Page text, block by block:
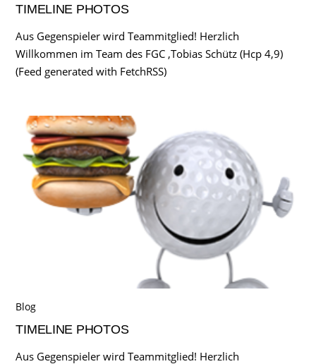
TIMELINE PHOTOS
Aus Gegenspieler wird Teammitglied! Herzlich
Willkommen im Team des FGC ,Tobias Schütz (Hcp 4,9)
(Feed generated with FetchRSS)
Blog
TIMELINE PHOTOS
Aus Gegenspieler wird Teammitglied! Herzlich